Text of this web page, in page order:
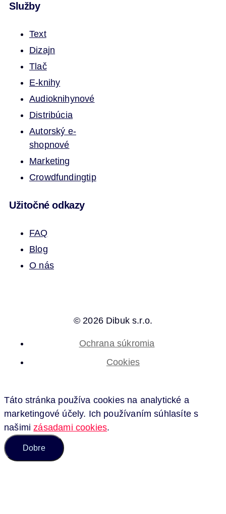
Služby
Text
Dizajn
Tlač
E-knihy
Audioknihynové
Distribúcia
Autorský e-
shopnové
Marketing
Crowdfundingtip
Užitočné odkazy
FAQ
Blog
O nás
© 2026 Dibuk s.r.o.
Ochrana súkromia
Cookies
Táto stránka používa cookies na analytické a
marketingové účely. Ich používaním súhlasíte s
našimizásadami cookies.
Dobre